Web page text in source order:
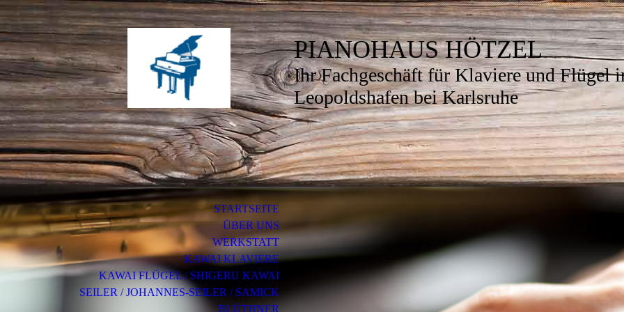
PIANOHAUS HÖTZEL
Ihr Fachgeschäft für Klaviere und Flügel
Leopoldshafen bei Karlsruhe
STARTSEITE
ÜBER UNS
WERKSTATT
KAWAI KLAVIERE
KAWAI FLÜGEL / SHIGERU KAWAI
SEILER / JOHANNES-SEILER / SAMICK
BLÜTHNER